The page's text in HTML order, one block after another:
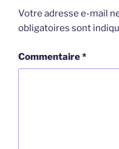
Votre adresse e-mail
obligatoires sont
Commentaire*